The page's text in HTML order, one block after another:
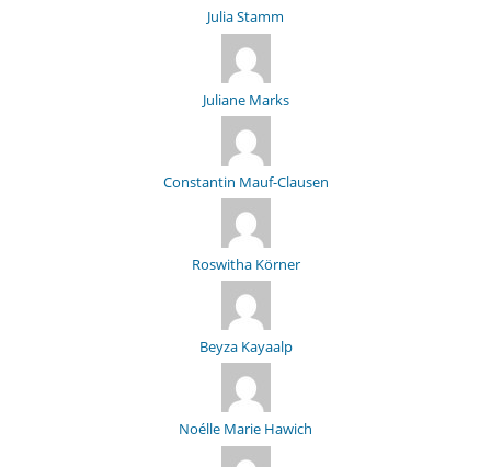
Julia Stamm
Juliane Marks
Constantin Mauf-Clausen
Roswitha Körner
Beyza Kayaalp
Noélle Marie Hawich